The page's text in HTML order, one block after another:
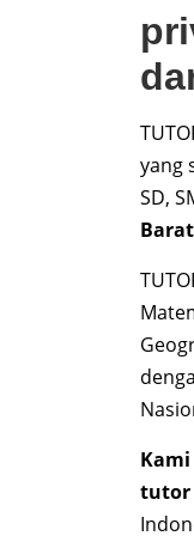
yang
SD,
Barat
tutor